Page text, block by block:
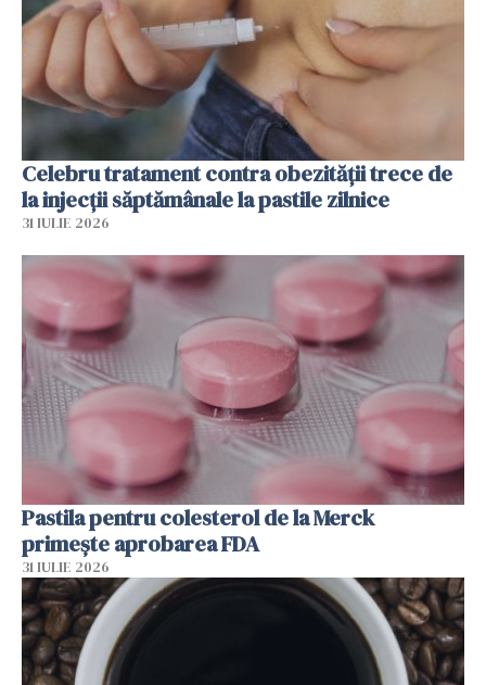
Celebru tratament contra obezității trece de
la injecții săptămânale la pastile zilnice
31 IULIE 2026
Pastila pentru colesterol de la Merck
primește aprobarea FDA
31 IULIE 2026